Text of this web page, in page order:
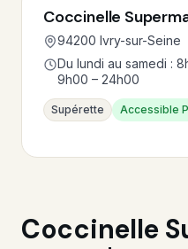
Coccinelle
94200 Ivry-sur-Seine
Du lundi au samedi :
9h00 – 24h00
Supérette Accessible
Coccinelle